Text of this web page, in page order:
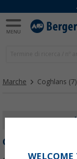
Marche Coghlans (7)
COGHLANS
WELCOME